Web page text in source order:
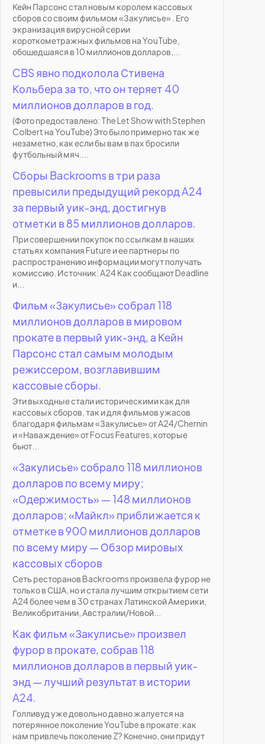
Кейн Парсонс стал новым королем кассовых
сборов со своим фильмом «Закулисье» . Его
экранизация вирусной серии
короткометражных фильмов на YouTube,
обошедшаяся в 10 миллионов долларов,...
CBS явно подколола Стивена
Кольбера за то, что он теряет 40
миллионов долларов в год.
(Фото предоставлено: The Let Show with Stephen
Colbert на YouTube) Это было примерно так же
незаметно, как если бы вам в пах бросили
футбольный мяч....
Сборы Backrooms в три раза
превысили предыдущий рекорд A24
за первый уик-энд, достигнув
отметки в 85 миллионов долларов.
При совершении покупок по ссылкам в наших
статьях компания Future и ее партнеры по
распространению информации могут получать
комиссию. Источник: A24 Как сообщают Deadline
и...
Фильм «Закулисье» собрал 118
миллионов долларов в мировом
прокате в первый уик-энд, а Кейн
Парсонс стал самым молодым
режиссером, возглавившим
кассовые сборы.
Эти выходные стали историческими как для
кассовых сборов, так и для фильмов ужасов
благодаря фильмам «Закулисье» от A24/Chernin
и «Наваждение» от Focus Features, которые
бьют...
«Закулисье» собрало 118 миллионов
долларов по всему миру;
«Одержимость» — 148 миллионов
долларов; «Майкл» приближается к
отметке в 900 миллионов долларов
по всему миру — Обзор мировых
кассовых сборов
Сеть ресторанов Backrooms произвела фурор не
только в США, но и стала лучшим открытием сети
A24 более чем в 30 странах Латинской Америки,
Великобритании, Австралии/Новой...
Как фильм «Закулисье» произвел
фурор в прокате, собрав 118
миллионов долларов в первый уик-
энд — лучший результат в истории
A24.
Голливуд уже довольно давно жалуется на
потерянное поколение YouTube в прокате: как
нам привлечь поколение Z? Конечно, они придут